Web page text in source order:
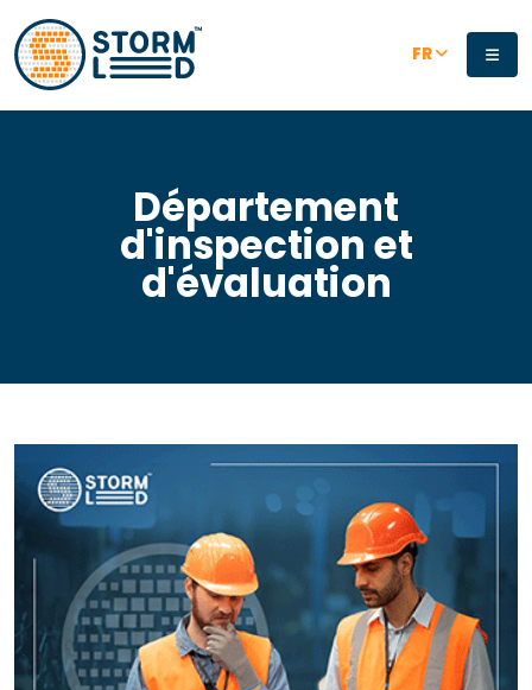
Aller au contenu principal
FR
Département
d'inspection et
d'évaluation